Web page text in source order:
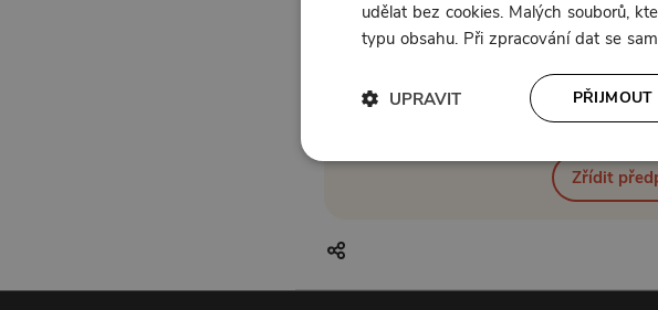
Od 111 Kč
Zřídit
udělat bez cookies. Malých souborů,
typu obsahu. Při zpracování dat se
UPRAVIT